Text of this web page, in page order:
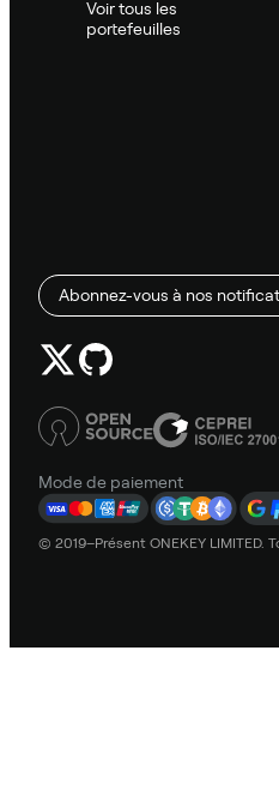
Voir tous les
portefeuilles
Abonnez-vous à nos
Mode de paiement
© 2019–Présent ONEKEY LIMITED.